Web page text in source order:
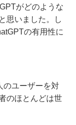
がどのような
思いました。し
の有用性に
のユーザーを対
のほとんどは世